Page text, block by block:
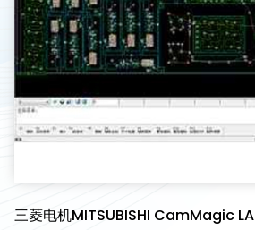
三菱电机MITSUBISHI CamMagic LA